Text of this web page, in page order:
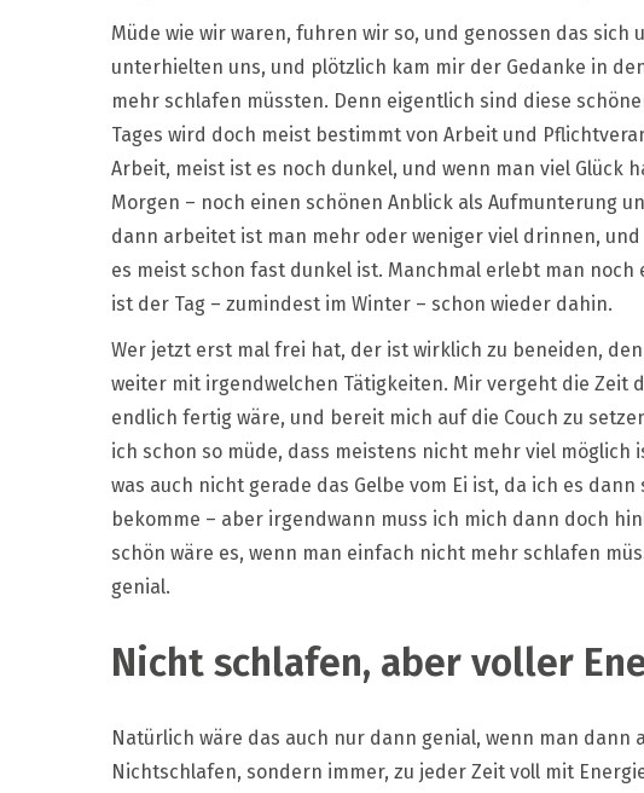
Müde wie wir waren, fuhren wir so, und genossen das sich
unterhielten uns, und plötzlich kam mir der Gedanke in
mehr schlafen müssten. Denn eigentlich sind diese
Tages wird doch meist bestimmt von Arbeit und
Arbeit, meist ist es noch dunkel, und wenn man viel Glück
Morgen – noch einen schönen Anblick als Aufmunterung
dann arbeitet ist man mehr oder weniger viel drinnen,
es meist schon fast dunkel ist. Manchmal erlebt man
ist der Tag – zumindest im Winter – schon wieder dahin.
Wer jetzt erst mal frei hat, der ist wirklich zu beneiden,
weiter mit irgendwelchen Tätigkeiten. Mir vergeht die Zeit
endlich fertig wäre, und bereit mich auf die Couch zu
ich schon so müde, dass meistens nicht mehr viel möglich
was auch nicht gerade das Gelbe vom Ei ist, da ich es
bekomme – aber irgendwann muss ich mich dann doch
schön wäre es, wenn man einfach nicht mehr schlafen
genial.
Nicht schlafen, aber voller
Natürlich wäre das auch nur dann genial, wenn man dann
Nichtschlafen, sondern immer, zu jeder Zeit voll mit